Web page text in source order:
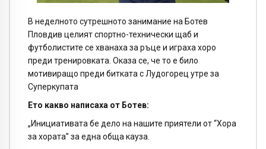
В неделното сутрешното занимание на Ботев
Пловдив целият спортно-технически щаб и
футболистите се хванаха за ръце и играха хоро
преди тренировката. Оказа се, че то е било
мотивиращо преди битката с Лудогорец утре за
Суперкупата
Ето какво написаха от Ботев:
„Инициативата бе дело на нашите приятели от “Хора
за хората” за една обща кауза.